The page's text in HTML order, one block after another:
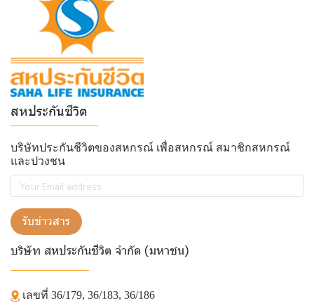
สหประกันชีวิต
บริษัทประกันชีวิตของสหกรณ์ เพื่อสหกรณ์ สมาชิกสหกรณ์
และปวงชน
รับข่าวสาร
บริษัท สหประกันชีวิต จำกัด (มหาชน)
เลขที่ 36/179, 36/183, 36/186